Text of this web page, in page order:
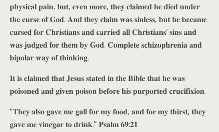
𝐩𝐡𝐲𝐬𝐢𝐜𝐚𝐥 𝐩𝐚𝐢𝐧, 𝐛𝐮𝐭, 𝐞𝐯𝐞𝐧 𝐦𝐨𝐫𝐞, 𝐭𝐡𝐞𝐲 𝐜𝐥𝐚𝐢𝐦𝐞𝐝 𝐡𝐞 𝐝𝐢𝐞𝐝 𝐮𝐧𝐝𝐞𝐫
𝐭𝐡𝐞 𝐜𝐮𝐫𝐬𝐞 𝐨𝐟 𝐆𝐨𝐝. 𝐀𝐧𝐝 𝐭𝐡𝐞𝐲 𝐜𝐥𝐚𝐢𝐦 𝐰𝐚𝐬 𝐬𝐢𝐧𝐥𝐞𝐬𝐬, 𝐛𝐮𝐭 𝐡𝐞 𝐛𝐞𝐜𝐚𝐦𝐞
𝐜𝐮𝐫𝐬𝐞𝐝 𝐟𝐨𝐫 𝐂𝐡𝐫𝐢𝐬𝐭𝐢𝐚𝐧𝐬 𝐚𝐧𝐝 𝐜𝐚𝐫𝐫𝐢𝐞𝐝 𝐚𝐥𝐥 𝐂𝐡𝐫𝐢𝐬𝐭𝐢𝐚𝐧𝐬’ 𝐬𝐢𝐧𝐬 𝐚𝐧𝐝
𝐰𝐚𝐬 𝐣𝐮𝐝𝐠𝐞𝐝 𝐟𝐨𝐫 𝐭𝐡𝐞𝐦 𝐛𝐲 𝐆𝐨𝐝. 𝐂𝐨𝐦𝐩𝐥𝐞𝐭𝐞 𝐬𝐜𝐡𝐢𝐳𝐨𝐩𝐡𝐫𝐞𝐧𝐢𝐚 𝐚𝐧𝐝
𝐛𝐢𝐩𝐨𝐥𝐚𝐫 𝐰𝐚𝐲 𝐨𝐟 𝐭𝐡𝐢𝐧𝐤𝐢𝐧𝐠.
𝐈𝐭 𝐢𝐬 𝐜𝐥𝐚𝐢𝐦𝐞𝐝 𝐭𝐡𝐚𝐭 𝐉𝐞𝐬𝐮𝐬 𝐬𝐭𝐚𝐭𝐞𝐝 𝐢𝐧 𝐭𝐡𝐞 𝐁𝐢𝐛𝐥𝐞 𝐭𝐡𝐚𝐭 𝐡𝐞 𝐰𝐚𝐬
𝐩𝐨𝐢𝐬𝐨𝐧𝐞𝐝 𝐚𝐧𝐝 𝐠𝐢𝐯𝐞𝐧 𝐩𝐨𝐢𝐬𝐨𝐧 𝐛𝐞𝐟𝐨𝐫𝐞 𝐡𝐢𝐬 𝐩𝐮𝐫𝐩𝐨𝐫𝐭𝐞𝐝 𝐜𝐫𝐮𝐜𝐢𝐟𝐢𝐱𝐢𝐨𝐧.
“𝐓𝐡𝐞𝐲 𝐚𝐥𝐬𝐨 𝐠𝐚𝐯𝐞 𝐦𝐞 𝐠𝐚𝐥𝐥 𝐟𝐨𝐫 𝐦𝐲 𝐟𝐨𝐨𝐝, 𝐚𝐧𝐝 𝐟𝐨𝐫 𝐦𝐲 𝐭𝐡𝐢𝐫𝐬𝐭, 𝐭𝐡𝐞𝐲
𝐠𝐚𝐯𝐞 𝐦𝐞 𝐯𝐢𝐧𝐞𝐠𝐚𝐫 𝐭𝐨 𝐝𝐫𝐢𝐧𝐤.” 𝐏𝐬𝐚𝐥𝐦 𝟔𝟗:𝟐𝟏